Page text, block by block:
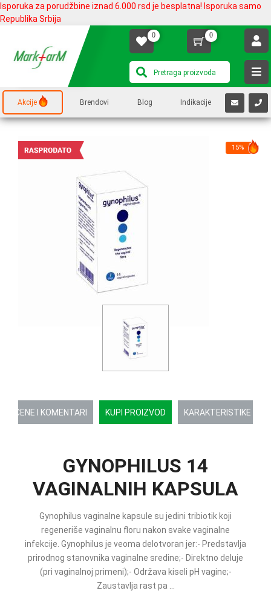
Isporuka za porudžbine iznad 6.000 rsd je besplatna! Isporuka samo
Republika Srbija
0 0
Akcije Brendovi Blog Indikacije
OCENE I KOMENTARI KUPI PROIZVOD KARAKTERISTIKE
15%
GYNOPHILUS 14
VAGINALNIH KAPSULA
Gynophilus vaginalne kapsule su jedini tribiotik koji
regeneriše vaginalnu floru nakon svake vaginalne
infekcije. Gynophilus je veoma delotvoran jer:- Predstavlja
prirodnog stanovnika vaginalne sredine;- Direktno deluje
(pri vaginalnoj primeni);- Održava kiseli pH vagine;-
Zaustavlja rast pa ...